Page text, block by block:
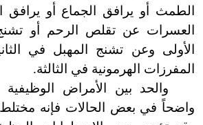
الطمث أو يرافق الجماع أو يرافق
العسرات عن تقلص الرحم أو
الأولى وعن تشنج المهبل في
المفرزات الهرمونية في الثالثة.
والحد بين الأمراض الوظيفية
واضحاً في بعض الحالات فإنه